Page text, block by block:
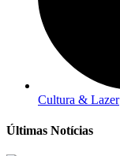
Cultura & Lazer
Últimas Notícias